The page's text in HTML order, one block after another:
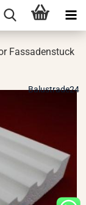
Fas­sa­den­stuck
Balustrade24